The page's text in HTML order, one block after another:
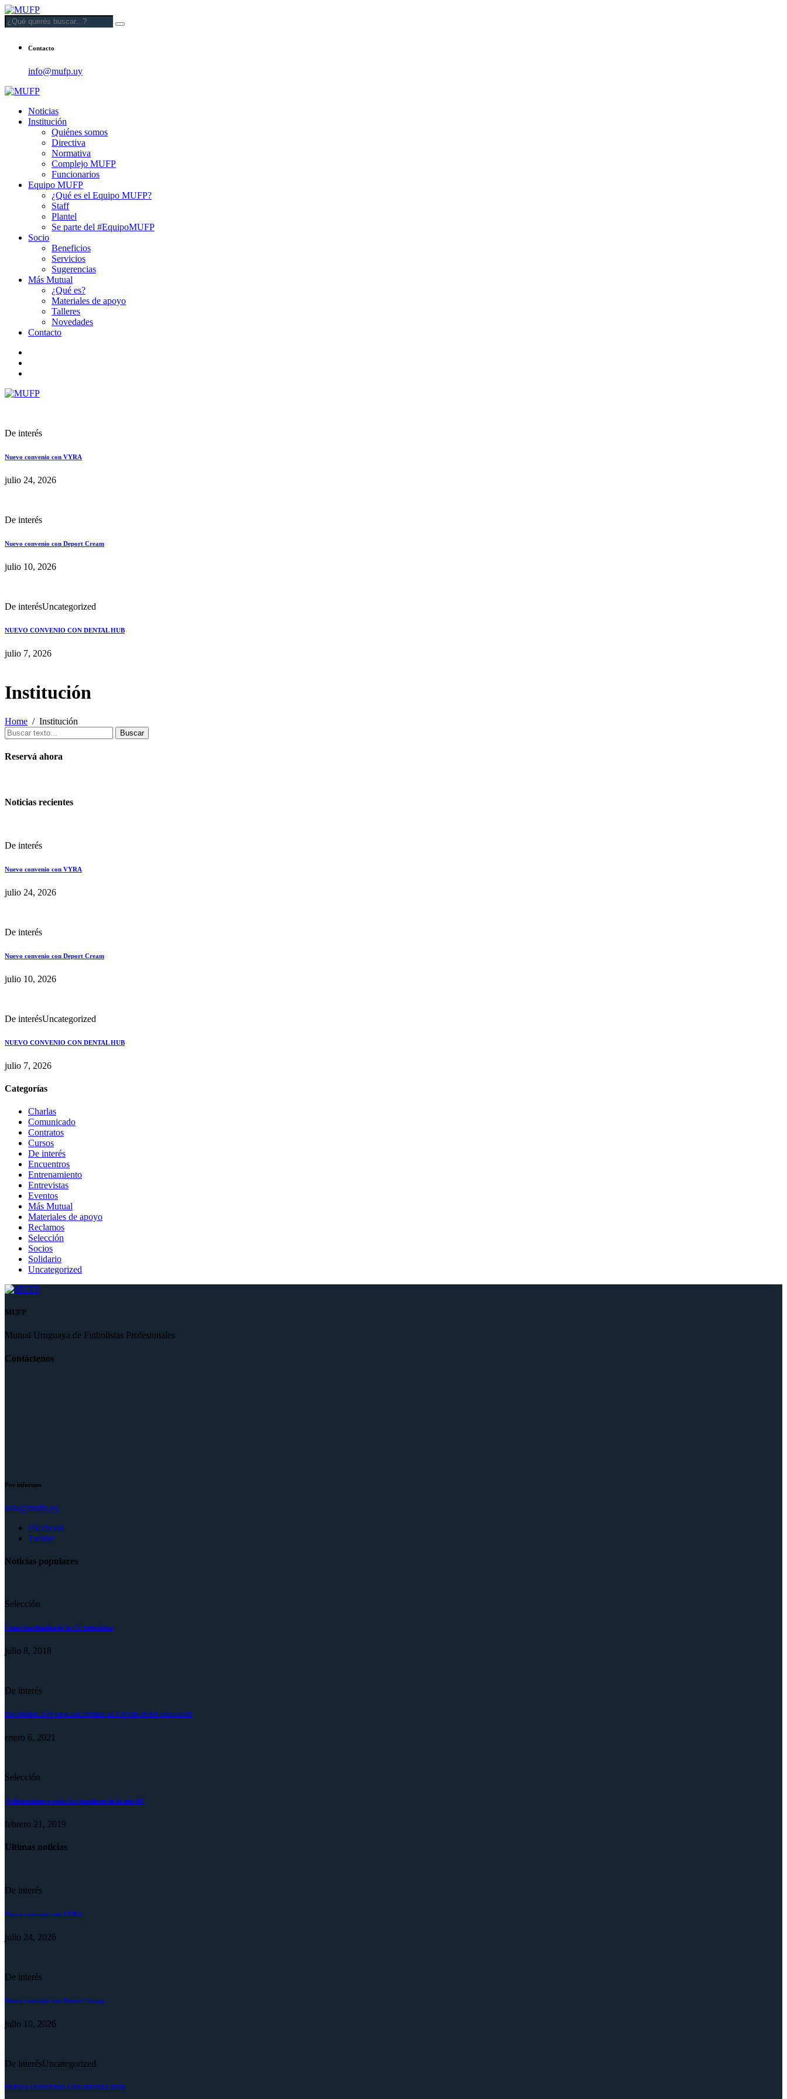
Contacto
info@mufp.uy
Noticias
Institución
Quiénes somos
Directiva
Normativa
Complejo MUFP
Funcionarios
Equipo MUFP
¿Qué es el Equipo MUFP?
Staff
Plantel
Se parte del #EquipoMUFP
Socio
Beneficios
Servicios
Sugerencias
Más Mutual
¿Qué es?
Materiales de apoyo
Talleres
Novedades
Contacto
De interés
Nuevo convenio con VYRA
julio 24, 2026
De interés
Nuevo convenio con Deport Cream
julio 10, 2026
De interésUncategorized
NUEVO CONVENIO CON DENTAL HUB
julio 7, 2026
Institución
Home Institución
Buscar
Reservá ahora
Noticias recientes
De interés
Nuevo convenio con VYRA
julio 24, 2026
De interés
Nuevo convenio con Deport Cream
julio 10, 2026
De interésUncategorized
NUEVO CONVENIO CON DENTAL HUB
julio 7, 2026
Categorías
Charlas
Comunicado
Contratos
Cursos
De interés
Encuentros
Entrenamiento
Entrevistas
Eventos
Más Mutual
Materiales de apoyo
Reclamos
Selección
Socios
Solidario
Uncategorized
MUFP
Mutual Uruguaya de Futbolistas Profesionales
Contáctenos
Por informes
info@mufp.uy
Facebook
Twitter
Noticias populares
Selección
Como han finalizado los 55 futbolistas
julio 8, 2018
De interés
INFORMACIÓN OFICIAL SOBRE EL COVID-19 EN URUGUAY
enero 6, 2021
Selección
¡Felicitaciones a todos los jugadores de la sub-20!
febrero 21, 2019
Ultimas noticias
De interés
Nuevo convenio con VYRA
julio 24, 2026
De interés
Nuevo convenio con Deport Cream
julio 10, 2026
De interésUncategorized
NUEVO CONVENIO CON DENTAL HUB